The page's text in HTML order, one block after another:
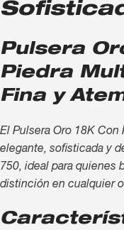
Pulsera
Piedra
Fina y
El Pulsera Oro 18K
elegante, sofisticada y
750, ideal para quienes
distinción en cualquier